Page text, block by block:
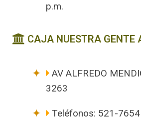
p.m.
CAJA NUESTRA GENTE
AV ALFREDO
3263
Teléfonos: 521-7654